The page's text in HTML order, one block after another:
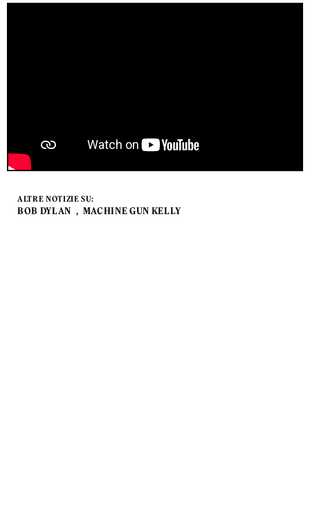
ALTRE NOTIZIE SU:
BOB DYLAN MACHINE GUN KELLY